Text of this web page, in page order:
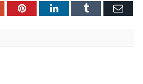
PinterestLinkedInTumblr Email